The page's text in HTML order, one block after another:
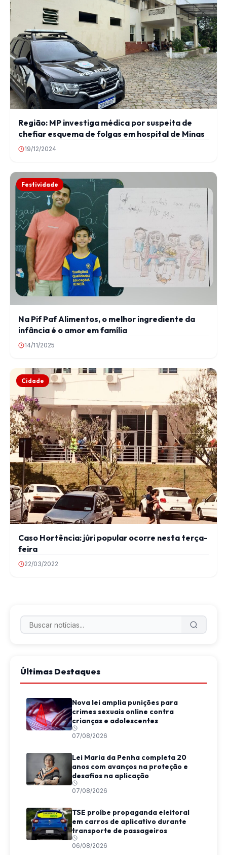
Região: MP investiga médica por suspeita de
chefiar esquema de folgas em hospital de Minas
19/12/2024
Festividade
Na Pif Paf Alimentos, o melhor ingrediente da
infância é o amor em família
14/11/2025
Cidade
Caso Hortência: júri popular ocorre nesta terça-
feira
22/03/2022
Últimas Destaques
Nova lei amplia punições para
crimes sexuais online contra
crianças e adolescentes
07/08/2026
Lei Maria da Penha completa 20
anos com avanços na proteção e
desafios na aplicação
07/08/2026
TSE proíbe propaganda eleitoral
em carros de aplicativo durante
transporte de passageiros
06/08/2026